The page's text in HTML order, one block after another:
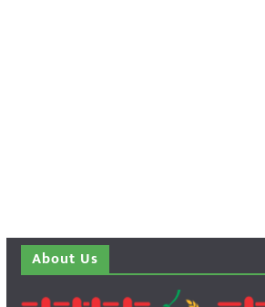
About Us